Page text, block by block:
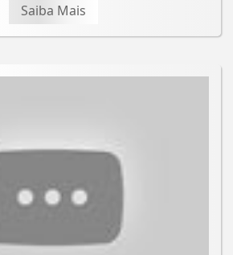
Saiba Mais